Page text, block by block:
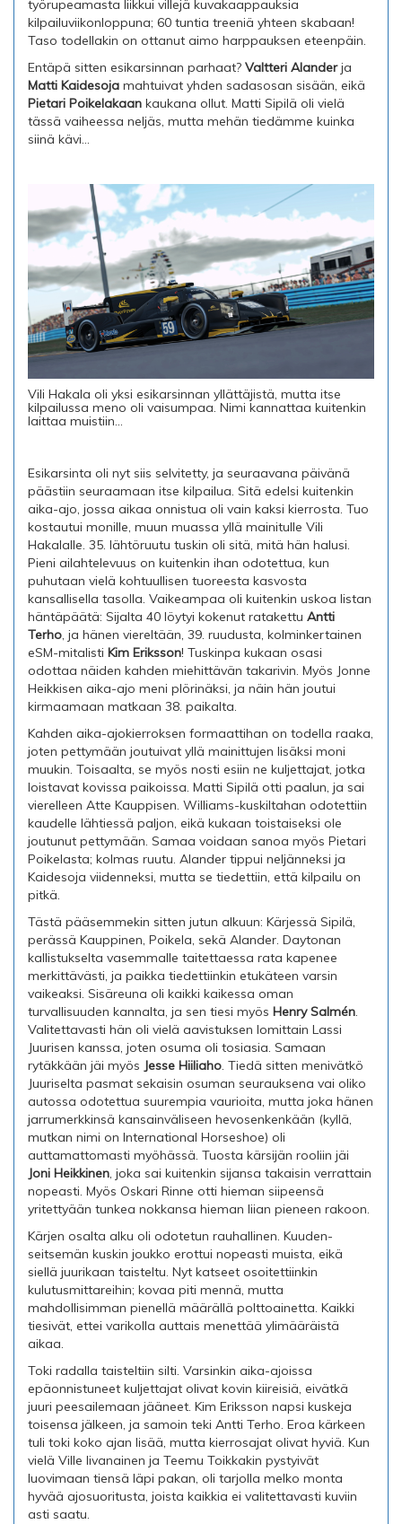
työrupeamasta liikkui villejä kuvakaappauksia
kilpailuviikonloppuna; 60 tuntia treeniä yhteen skabaan!
Taso todellakin on ottanut aimo harppauksen eteenpäin.
Entäpä sitten esikarsinnan parhaat? Valtteri Alanderja
Matti Kaidesoja mahtuivat yhden sadasosan sisään, eikä
Pietari Poikelakaan kaukana ollut. Matti Sipilä oli vielä
tässä vaiheessa neljäs, mutta mehän tiedämme kuinka
siinä kävi...
Vili Hakala oli yksi esikarsinnan yllättäjistä, mutta itse
kilpailussa meno oli vaisumpaa. Nimi kannattaa kuitenkin
laittaa muistiin...
Esikarsinta oli nyt siis selvitetty, ja seuraavana päivänä
päästiin seuraamaan itse kilpailua. Sitä edelsi kuitenkin
aika-ajo, jossa aikaa onnistua oli vain kaksi kierrosta. Tuo
kostautui monille, muun muassa yllä mainitulle Vili
Hakalalle. 35. lähtöruutu tuskin oli sitä, mitä hän halusi.
Pieni ailahtelevuus on kuitenkin ihan odotettua, kun
puhutaan vielä kohtuullisen tuoreesta kasvosta
kansallisella tasolla. Vaikeampaa oli kuitenkin uskoa listan
häntäpäätä: Sijalta 40 löytyi kokenut ratakettu Antti
Terho, ja hänen viereltään, 39. ruudusta, kolminkertainen
eSM-mitalisti Kim Eriksson! Tuskinpa kukaan osasi
odottaa näiden kahden miehittävän takarivin. Myös Jonne
Heikkisen aika-ajo meni plörinäksi, ja näin hän joutui
kirmaamaan matkaan 38. paikalta.
Kahden aika-ajokierroksen formaattihan on todella raaka,
joten pettymään joutuivat yllä mainittujen lisäksi moni
muukin. Toisaalta, se myös nosti esiin ne kuljettajat, jotka
loistavat kovissa paikoissa. Matti Sipilä otti paalun, ja sai
vierelleen Atte Kauppisen. Williams-kuskiltahan odotettiin
kaudelle lähtiessä paljon, eikä kukaan toistaiseksi ole
joutunut pettymään. Samaa voidaan sanoa myös Pietari
Poikelasta; kolmas ruutu. Alander tippui neljänneksi ja
Kaidesoja viidenneksi, mutta se tiedettiin, että kilpailu on
pitkä.
Tästä pääsemmekin sitten jutun alkuun: Kärjessä Sipilä,
perässä Kauppinen, Poikela, sekä Alander. Daytonan
kallistukselta vasemmalle taitettaessa rata kapenee
merkittävästi, ja paikka tiedettiinkin etukäteen varsin
vaikeaksi. Sisäreuna oli kaikki kaikessa oman
turvallisuuden kannalta, ja sen tiesi myös Henry Salmén.
Valitettavasti hän oli vielä aavistuksen lomittain Lassi
Juurisen kanssa, joten osuma oli tosiasia. Samaan
rytäkkään jäi myös Jesse Hiiliaho. Tiedä sitten menivätkö
Juuriselta pasmat sekaisin osuman seurauksena vai oliko
autossa odotettua suurempia vaurioita, mutta joka hänen
jarrumerkkinsä kansainväliseen hevosenkenkään (kyllä,
mutkan nimi on International Horseshoe) oli
auttamattomasti myöhässä. Tuosta kärsijän rooliin jäi
Joni Heikkinen, joka sai kuitenkin sijansa takaisin verrattain
nopeasti. Myös Oskari Rinne otti hieman siipeensä
yritettyään tunkea nokkansa hieman liian pieneen rakoon.
Kärjen osalta alku oli odotetun rauhallinen. Kuuden-
seitsemän kuskin joukko erottui nopeasti muista, eikä
siellä juurikaan taisteltu. Nyt katseet osoitettiinkin
kulutusmittareihin; kovaa piti mennä, mutta
mahdollisimman pienellä määrällä polttoainetta. Kaikki
tiesivät, ettei varikolla auttais menettää ylimääräistä
aikaa.
Toki radalla taisteltiin silti. Varsinkin aika-ajoissa
epäonnistuneet kuljettajat olivat kovin kiireisiä, eivätkä
juuri peesailemaan jääneet. Kim Eriksson napsi kuskeja
toisensa jälkeen, ja samoin teki Antti Terho. Eroa kärkeen
tuli toki koko ajan lisää, mutta kierrosajat olivat hyviä. Kun
vielä Ville Iivanainen ja Teemu Toikkakin pystyivät
luovimaan tiensä läpi pakan, oli tarjolla melko monta
hyvää ajosuoritusta, joista kaikkia ei valitettavasti kuviin
asti saatu.